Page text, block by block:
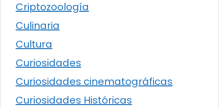
Criptozoología
Culinaria
Cultura
Curiosidades
Curiosidades cinematográficas
Curiosidades Históricas